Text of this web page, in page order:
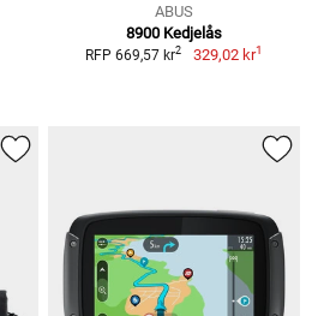
ABUS
8900 Kedjelås
RFP 669,57 kr2 329,02 kr1